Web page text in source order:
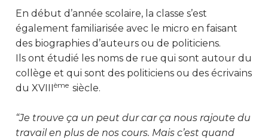
En début d’année scolaire, la classe s’est
également familiarisée avec le micro en faisant
des biographies d’auteurs ou de politiciens.
Ils ont étudié les noms de rue qui sont autour du
collège et qui sont des politiciens ou des écrivains
du XVIIIème siècle.
“Je trouve ça un peut dur car ça nous rajoute du
travail en plus de nos cours. Mais c’est quand